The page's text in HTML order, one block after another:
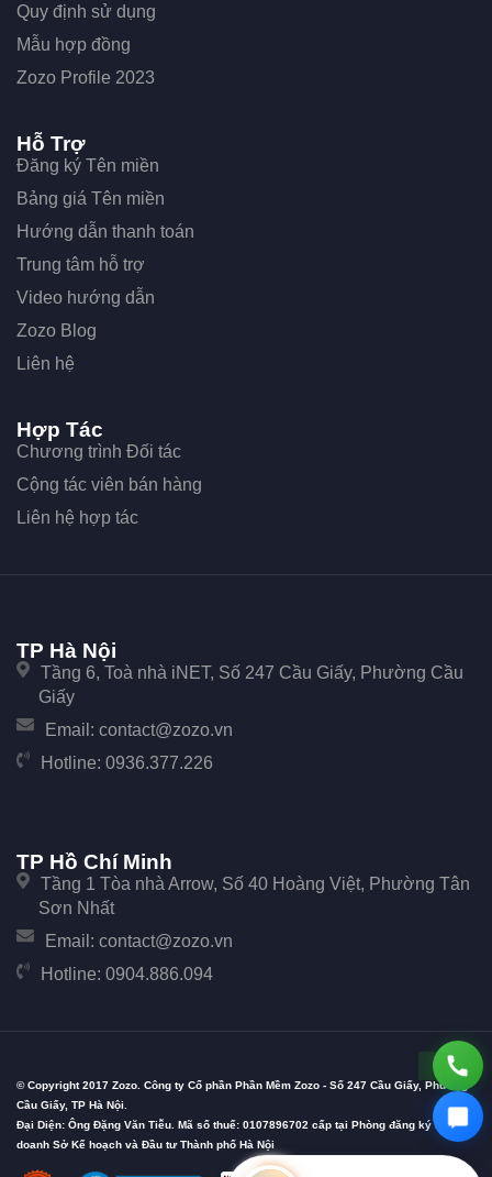
Quy định sử dụng
Mẫu hợp đồng
Zozo Profile 2023
Hỗ Trợ
Đăng ký Tên miền
Bảng giá Tên miền
Hướng dẫn thanh toán
Trung tâm hỗ trợ
Video hướng dẫn
Zozo Blog
Liên hệ
Hợp Tác
Chương trình Đối tác
Cộng tác viên bán hàng
Liên hệ hợp tác
TP Hà Nội
Tầng 6, Toà nhà iNET, Số 247 Cầu Giấy, Phường Cầu
Giấy
Email: contact@zozo.vn
Hotline: 0936.377.226
TP Hồ Chí Minh
Tầng 1 Tòa nhà Arrow, Số 40 Hoàng Việt, Phường Tân
Sơn Nhất
Email: contact@zozo.vn
Hotline: 0904.886.094
© Copyright 2017 Zozo. Công ty Cổ phần Phần Mềm Zozo - Số 247 Cầu Giấy, Phường
Cầu Giấy, TP Hà Nội.
Đại Diện: Ông Đặng Văn Tiễu. Mã số thuế: 0107896702 cấp tại Phòng đăng ký kinh
doanh Sở Kế hoạch và Đầu tư Thành phố Hà Nội